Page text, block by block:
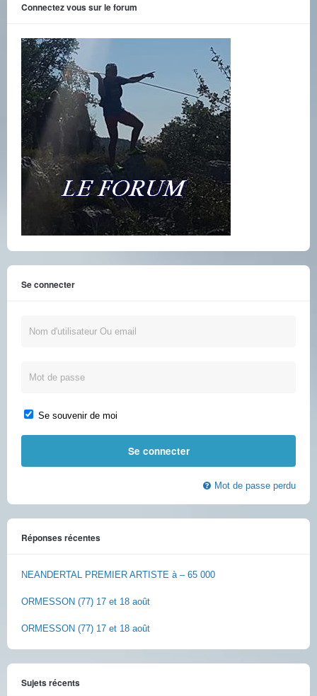
Connectez vous sur le forum
Se connecter
Se souvenir de moi
Mot de passe perdu
Réponses récentes
NEANDERTAL PREMIER ARTISTE à – 65 000
ORMESSON (77) 17 et 18 août
ORMESSON (77) 17 et 18 août
Sujets récents